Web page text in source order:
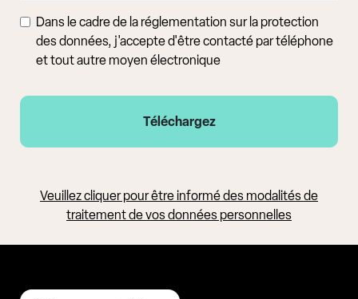
Dans le cadre de la réglementation sur la protection
des données, j'accepte d'être contacté par téléphone
et tout autre moyen électronique
Veuillez cliquer pour être informé des modalités de
traitement de vos données personnelles